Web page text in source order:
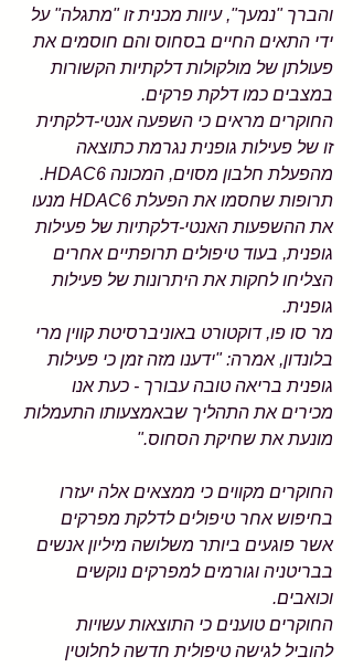
והברך "נמעך", עיוות מכנית זו "מתגלה" על
ידי התאים החיים בסחוס והם חוסמים את
פעולתן של מולקולות דלקתיות הקשורות
במצבים כמו דלקת פרקים.
החוקרים מראים כי השפעה אנטי-דלקתית
זו של פעילות גופנית נגרמת כתוצאה
מהפעלת חלבון מסוים, המכונה HDAC6.
תרופות שחסמו את הפעלת HDAC6 מנעו
את ההשפעות האנטי-דלקתיות של פעילות
גופנית, בעוד טיפולים תרופתיים אחרים
הצליחו לחקות את היתרונות של פעילות
גופנית.
מר סו פו, דוקטורט באוניברסיטת קווין מרי
בלונדון, אמרה: "ידענו מזה זמן כי פעילות
גופנית בריאה טובה עבורך - כעת אנו
מכירים את התהליך שבאמצעותו התעמלות
מונעת את שחיקת הסחוס."
החוקרים מקווים כי ממצאים אלה יעזרו
בחיפוש אחר טיפולים לדלקת מפרקים
אשר פוגעים ביותר משלושה מיליון אנשים
בבריטניה וגורמים למפרקים נוקשים
וכואבים.
החוקרים טוענים כי התוצאות עשויות
להוביל לגישה טיפולית חדשה לחלוטין